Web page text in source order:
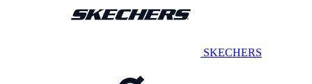
SKECHERS